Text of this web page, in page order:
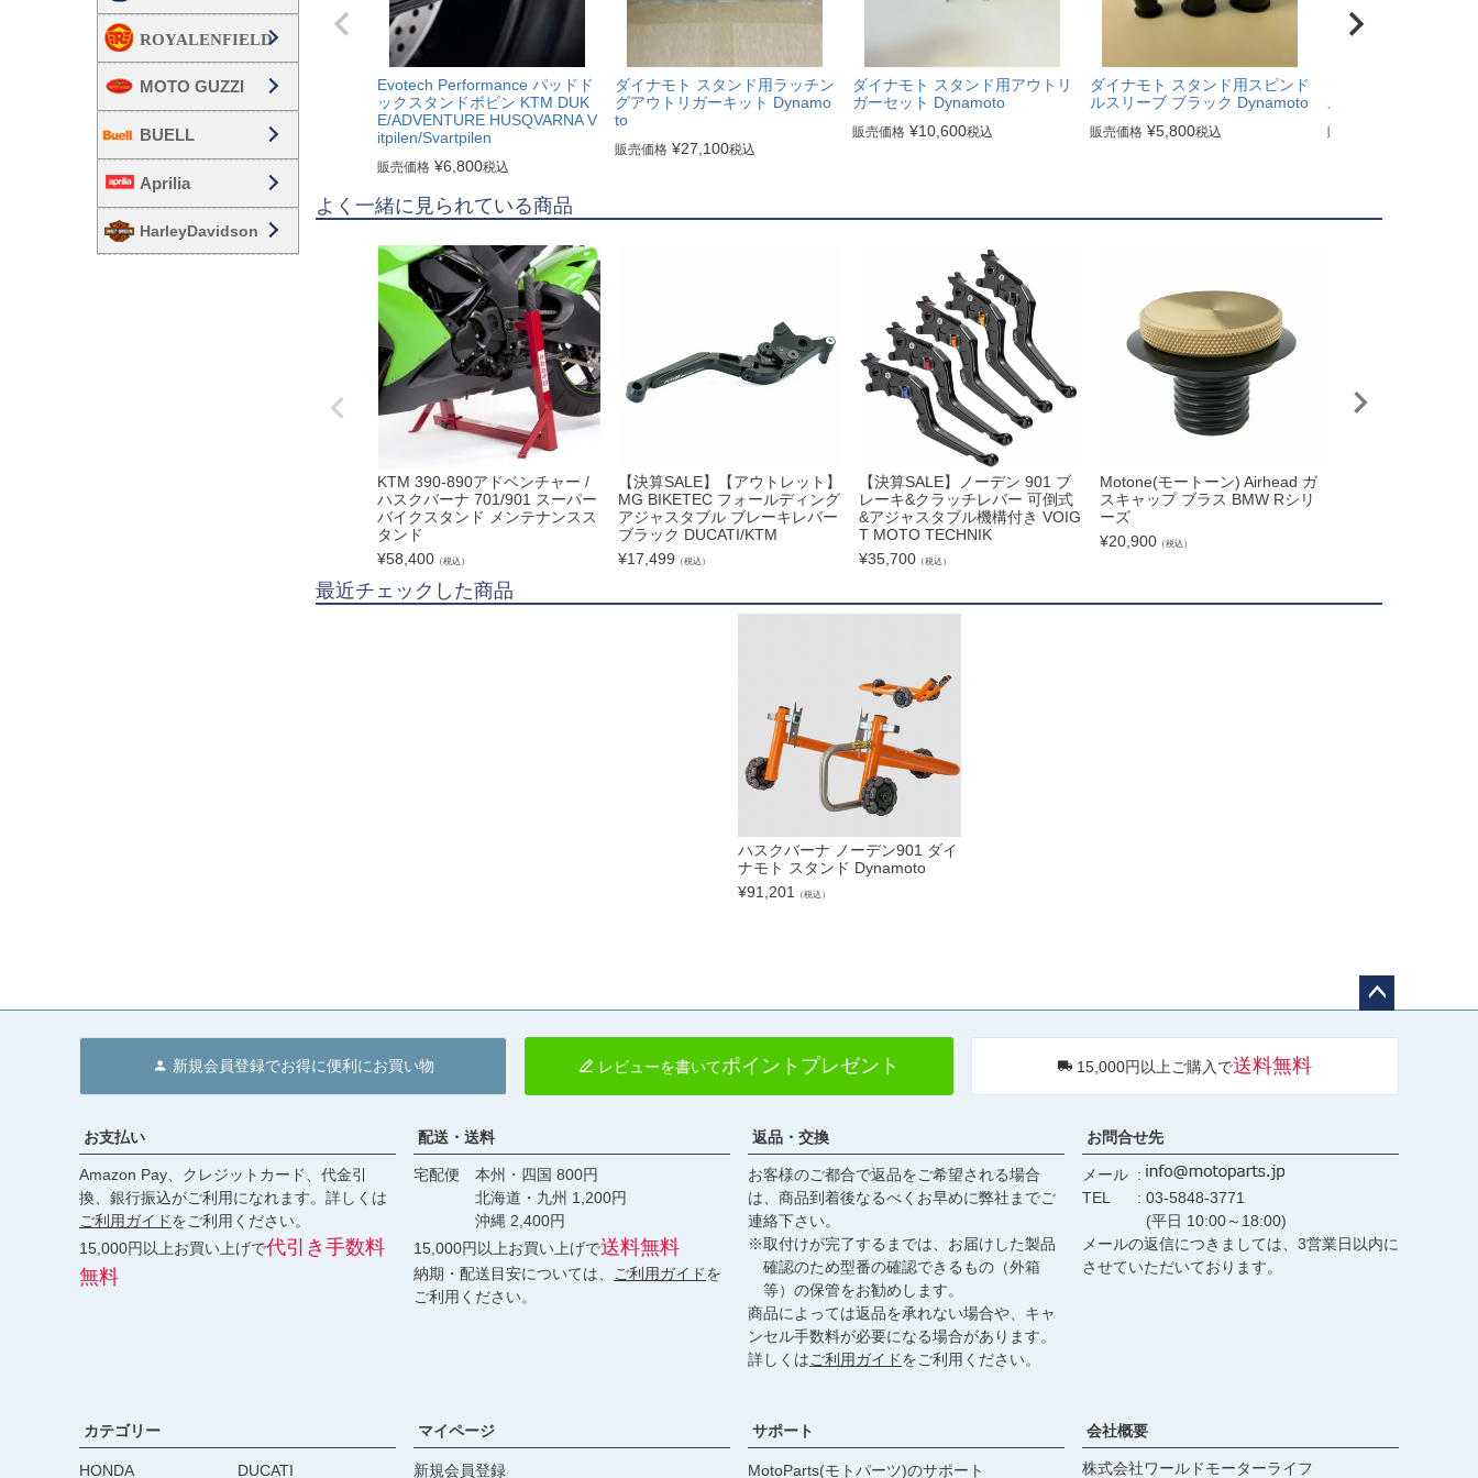
MOTO GUZZI
BUELL
Aprilia
HarleyDavidson
Evotech Performance パッドド
ックスタンドボビン KTM DUK
E/ADVENTURE HUSQVARNA V
itpilen/Svartpilen
販売価格 ¥6,800税込
ダイナモト スタンド用ラッチン
グアウトリガーキット Dynamo
to
販売価格 ¥27,100税込
ダイナモト スタンド用アウトリ
ガーセット Dynamoto
販売価格 ¥10,600税込
ダイナモト スタンド用スピンド
ルスリーブ ブラック Dynamoto
販売価格 ¥5,800税込 販売価格
よく一緒に見られている商品
KTM 390-890アドベンチャー /
ハスクバーナ 701/901 スーパー
バイクスタンド メンテナンスス
タンド
¥58,400 （税込）
【決算SALE】【アウトレット】
MG BIKETEC フォールディング
アジャスタブル ブレーキレバー
ブラック DUCATI/KTM
¥17,499 （税込）
【決算SALE】ノーデン 901 ブ
レーキ&クラッチレバー 可倒式
&アジャスタブル機構付き VOIG
T MOTO TECHNIK
¥35,700 （税込）
Motone(モートーン) Airhead ガ
スキャップ ブラス BMW Rシリ
ーズ
¥20,900 （税込）
最近チェックした商品
ハスクバーナ ノーデン901 ダイ
ナモト スタンド Dynamoto
¥91,201 （税込）
へ
新規会員登録でお得に便利にお買い物 レビューを書いてポイントプレゼント 15,000円以上ご購入で送料無料
お支払い
Amazon Pay、クレジットカード、代金引
換、銀行振込がご利用になれます。詳しくは
ご利用ガイドをご利用ください。
15,000円以上お買い上げで代引き手数料
無料
配送・送料
宅配便 本州・四国 800円
北海道・九州 1,200円
沖縄 2,400円
15,000円以上お買い上げで送料無料
納期・配送目安については、 ご利用ガイドを
ご利用ください。
返品・交換
お客様のご都合で返品をご希望される場合
は、商品到着後なるべくお早めに弊社までご
連絡下さい。
※取付けが完了するまでは、お届けした製品
確認のため型番の確認できるもの（外箱
等）の保管をお勧めします。
商品によっては返品を承れない場合や、キャ
ンセル手数料が必要になる場合があります。
詳しくはご利用ガイドをご利用ください。
お問合せ先
メール
TEL
03-5848-3771
(平日 10:00～18:00)
メールの返信につきましては、3営業日以内に
させていただいております。
カテゴリー
HONDA DUCATI
マイページ
新規会員登録
サポート
MotoParts(モトパーツ)のサポート
会社概要
株式会社ワールドモーターライフ